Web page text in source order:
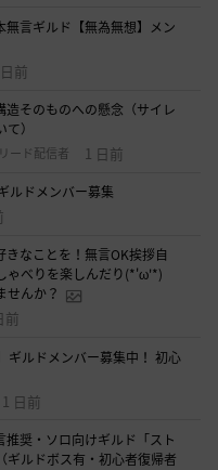
無言ギルド【無為無想】メン
前
造そのものへの懸念（サイレ
）
ード配信者 1 日前
ルドメンバー募集
きなことを！無言OK挨拶自
ゃべりを楽しんだり(*'ω'*)
せんか？
前
ギルドメンバー募集中！ 初心
1 日前
推奨・ソロ向けギルド「スト
ギルドボス有・初心者復帰者